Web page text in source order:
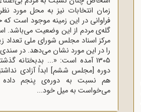
زمان انتخابات نیز به محل مورد
فراوانی در این زمینه موجود است
گله‌ی مردم از این وضعیت می‌باشد.
مرکز اسناد مجلس شورای ملی تعداد
1305 آمده است: «... بدبختانه
دوره [مجلس ششم] ابداً آزادی
هم نسبت به دوره‌ی پنجم
می‌خواست به میل خود...